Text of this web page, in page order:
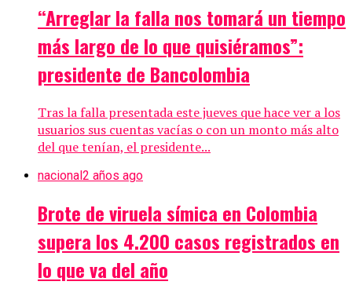
“Arreglar la falla nos tomará un tiempo
más largo de lo que quisiéramos”:
presidente de Bancolombia
Tras la falla presentada este jueves que hace ver a los
usuarios sus cuentas vacías o con un monto más alto
del que tenían, el presidente...
nacional 2 años ago
Brote de viruela símica en Colombia
supera los 4.200 casos registrados en
lo que va del año